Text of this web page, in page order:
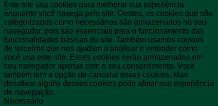
Este site usa cookies para melhorar sua experiência
enquanto você navega pelo site. Destes, os cookies que são
categorizados como necessários são armazenados no seu
navegador, pois são essenciais para o funcionamento das
funcionalidades básicas do site. Também usamos cookies
de terceiros que nos ajudam a analisar e entender como
você usa este site. Esses cookies serão armazenados em
seu navegador apenas com o seu consentimento. Você
também tem a opção de cancelar esses cookies. Mas
desativar alguns desses cookies pode afetar sua experiência
de navegação.
Necessário